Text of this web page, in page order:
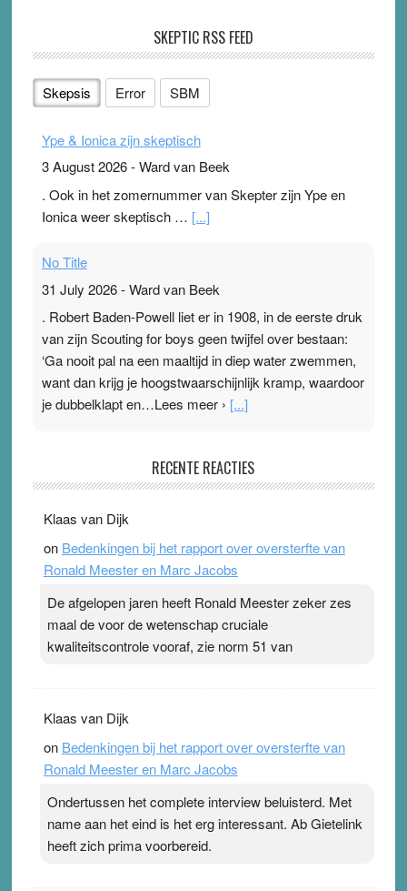
SKEPTIC RSS FEED
Skepsis Error SBM
Ype & Ionica zijn skeptisch
3 August 2026-Ward van Beek
. Ook in het zomernummer van Skepter zijn Ype en
Ionica weer skeptisch … [...]
No Title
31 July 2026-Ward van Beek
. Robert Baden-Powell liet er in 1908, in de eerste druk
van zijn Scouting for boys geen twijfel over bestaan:
‘Ga nooit pal na een maaltijd in diep water zwemmen,
want dan krijg je hoogstwaarschijnlijk kramp, waardoor
je dubbelklapt en…Lees meer › [...]
Ward van Beek
topsporters. Ze hopen ermee hun hartslag te verlagen
terwijl ze meer zuurstof opnemen. Daarop heeft zo’n
pleister geen effect. Maar het gevoel ‘makkelijker te
Pleisterplakkers in de topspsort › [...]
RECENTE REACTIES
Klaas van Dijk
on Bedenkingen bij het rapport over oversterfte van
Ronald Meester en Marc Jacobs
De afgelopen jaren heeft Ronald Meester zeker zes
maal de voor de wetenschap cruciale
kwaliteitscontrole vooraf, zie norm 51 van
Klaas van Dijk
on Bedenkingen bij het rapport over oversterfte van
Ronald Meester en Marc Jacobs
Ondertussen het complete interview beluisterd. Met
name aan het eind is het erg interessant. Ab Gietelink
heeft zich prima voorbereid.